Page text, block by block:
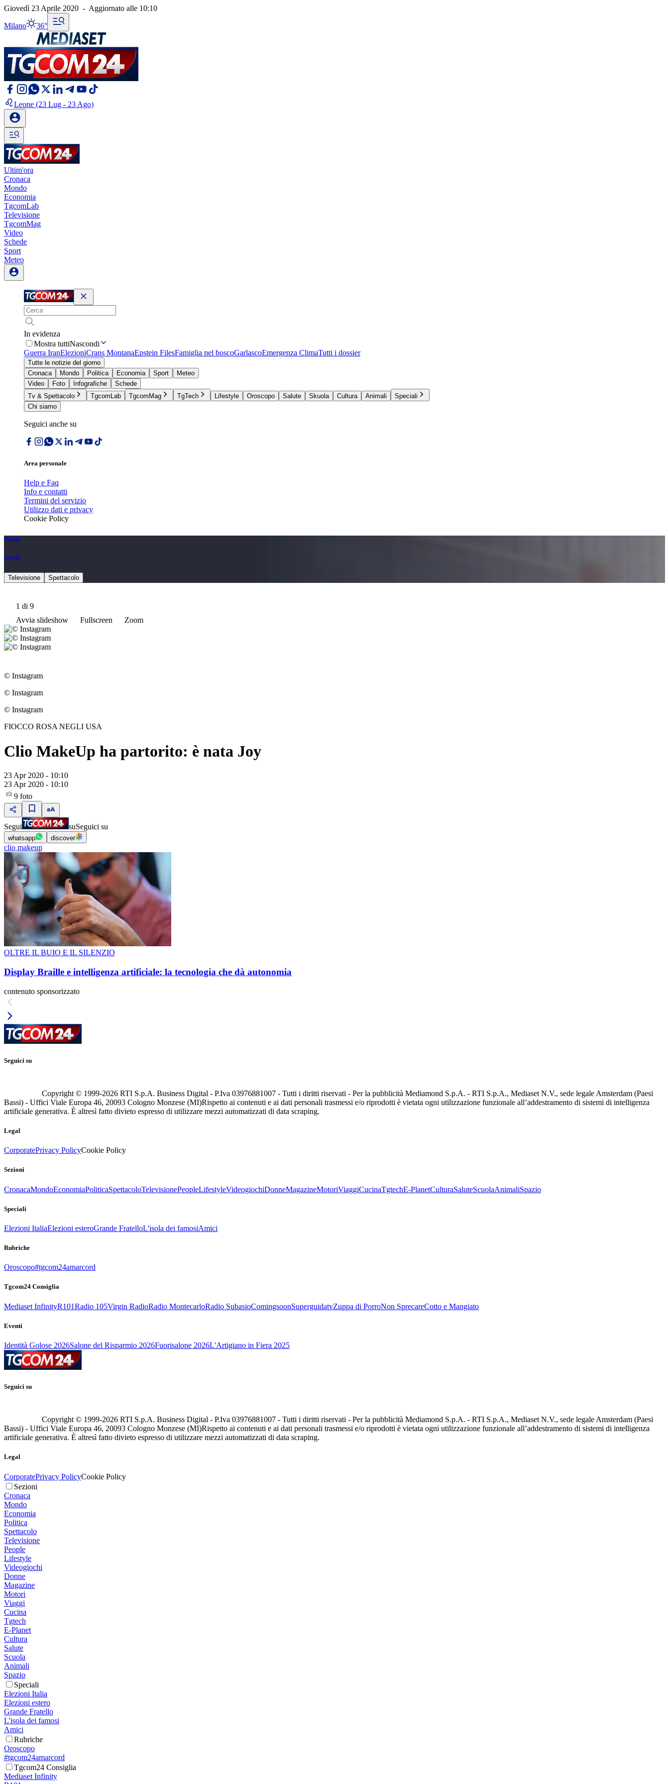
Giovedì 23 Aprile 2020 - Aggiornato alle 10:10
Milano 36°
Leone (23 Lug - 23 Ago)
Ultim'ora
Cronaca
Mondo
Economia
TgcomLab
Televisione
TgcomMag
Video
Schede
Sport
Meteo
In evidenza
Mostra tuttiNascondi
Guerra IranElezioniCrans MontanaEpstein FilesFamiglia nel boscoGarlascoEmergenza ClimaTutti i dossier
Tutte le notizie del giorno
Cronaca
Mondo Politica Economia Sport
Meteo
Video
Foto Infografiche
Schede
Tv & Spettacolo
TgcomLab TgcomMag TgTech Lifestyle Oroscopo Salute Skuola Cultura Animali
Speciali
Chi siamo
Seguici anche su
Area personale
Help e Faq
Info e contatti
Termini del servizio
Utilizzo dati e privacy
Cookie Policy
People
People
Televisione Spettacolo
1 di 9
Avvia slideshow
Fullscreen Zoom
© Instagram
© Instagram
© Instagram
FIOCCO ROSA NEGLI USA
Clio MakeUp ha partorito: è nata Joy
23 Apr 2020 - 10:10
23 Apr 2020 - 10:10
9 foto
Segui suSeguici su
whatsapp discover
clio makeup
OLTRE IL BUIO E IL SILENZIO
Display Braille e intelligenza artificiale: la tecnologia che dà autonomia
contenuto sponsorizzato
Seguici su
Copyright © 1999-2026 RTI S.p.A. Business Digital - P.Iva 03976881007 - Tutti i diritti riservati - Per la pubblicità Mediamond S.p.A. - RTI S.p.A., Mediaset N.V., sede legale Amsterdam (Paesi
Bassi) - Uffici Viale Europa 46, 20093 Cologno Monzese (MI)Rispetto ai contenuti e ai dati personali trasmessi e/o riprodotti è vietata ogni utilizzazione funzionale all’addestramento di sistemi di intelligenza
artificiale generativa. È altresì fatto divieto espresso di utilizzare mezzi automatizzati di data scraping.
Legal
CorporatePrivacy PolicyCookie Policy
Sezioni
CronacaMondoEconomiaPoliticaSpettacoloTelevisionePeopleLifestyleVideogiochiDonneMagazineMotoriViaggiCucinaTgtechE-PlanetCulturaSaluteScuolaAnimaliSpazio
Speciali
Elezioni ItaliaElezioni esteroGrande FratelloL'isola dei famosiAmici
Rubriche
Oroscopo#tgcom24amarcord
Tgcom24 Consiglia
Mediaset InfinityR101Radio 105Virgin RadioRadio MontecarloRadio SubasioComingsoonSuperguidatvZuppa di PorroNon SprecareCotto e Mangiato
Eventi
Identità Golose 2026Salone del Risparmio 2026Fuorisalone 2026L'Artigiano in Fiera 2025
Seguici su
Copyright © 1999-2026 RTI S.p.A. Business Digital - P.Iva 03976881007 - Tutti i diritti riservati - Per la pubblicità Mediamond S.p.A. - RTI S.p.A., Mediaset N.V., sede legale Amsterdam (Paesi
Bassi) - Uffici Viale Europa 46, 20093 Cologno Monzese (MI)Rispetto ai contenuti e ai dati personali trasmessi e/o riprodotti è vietata ogni utilizzazione funzionale all’addestramento di sistemi di intelligenza
artificiale generativa. È altresì fatto divieto espresso di utilizzare mezzi automatizzati di data scraping.
Legal
CorporatePrivacy PolicyCookie Policy
Sezioni
Cronaca
Mondo
Economia
Politica
Spettacolo
Televisione
People
Lifestyle
Videogiochi
Donne
Magazine
Motori
Viaggi
Cucina
Tgtech
E-Planet
Cultura
Salute
Scuola
Animali
Spazio
Speciali
Elezioni Italia
Elezioni estero
Grande Fratello
L'isola dei famosi
Amici
Rubriche
Oroscopo
#tgcom24amarcord
Tgcom24 Consiglia
Mediaset Infinity